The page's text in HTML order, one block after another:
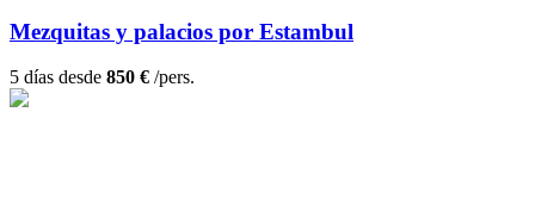
Mezquitas y palacios por Estambul
5 días desde 850 € /pers.